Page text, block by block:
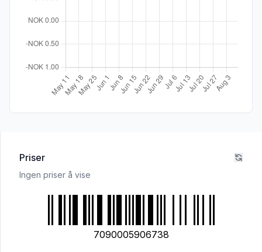
Priser
Ingen priser å vise
7090005906738